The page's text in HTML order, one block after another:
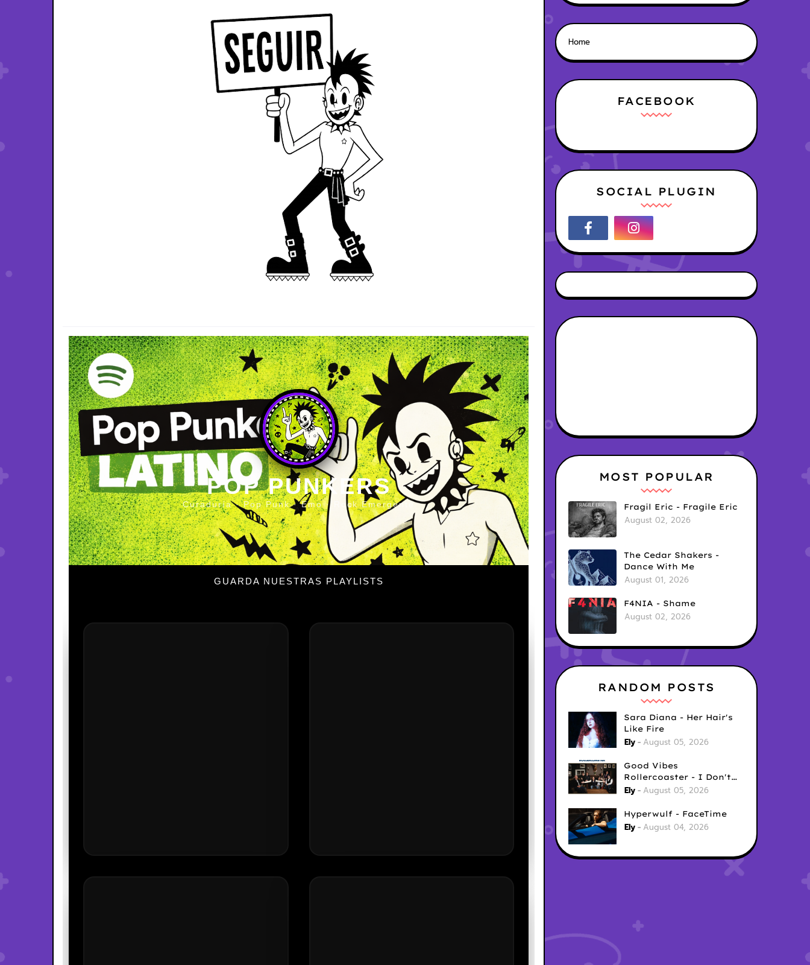
POP PUNKERS
Curaduría · Pop Punk · Emo · Rock Emergente
GUARDA NUESTRAS PLAYLISTS
Home
FACEBOOK
SOCIAL PLUGIN
MOST POPULAR
Fragil Eric - Fragile Eric
August 02, 2026
The Cedar Shakers -
Dance With Me
August 01, 2026
F4NIA - Shame
August 02, 2026
RANDOM POSTS
Sara Diana - Her Hair's
Like Fire
Ely August 05, 2026
Good Vibes
Rollercoaster - I Don't
Care
Ely August 05, 2026
Hyperwulf - FaceTime
Ely August 04, 2026